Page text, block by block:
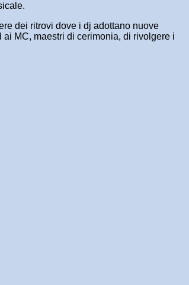
dei ritrovi dove i dj adottano nuove
MC, maestri di cerimonia, di rivolgere i